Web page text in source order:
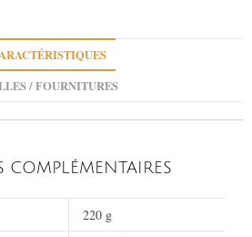
/ FOURNITURES
220 g